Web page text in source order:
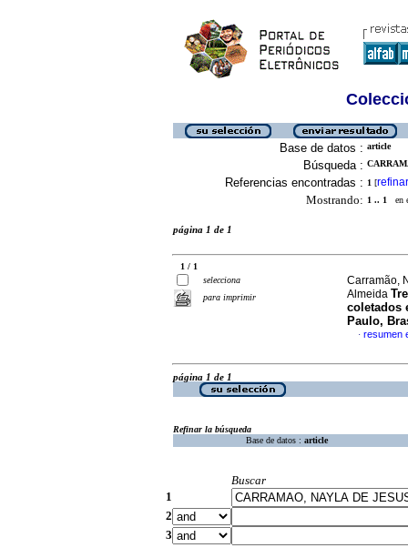
Base de datos : article
Búsqueda :
Referencias encontradas : 1 [refinar
Mostrando: 1 .. 1 en
página 1 de 1
1 / 1
selecciona
para imprimir
Carramão,
Almeida
coletados
Paulo,
· resumen
página 1 de 1
Refinar la búsqueda
Base de datos : article
Buscar
1
2
3